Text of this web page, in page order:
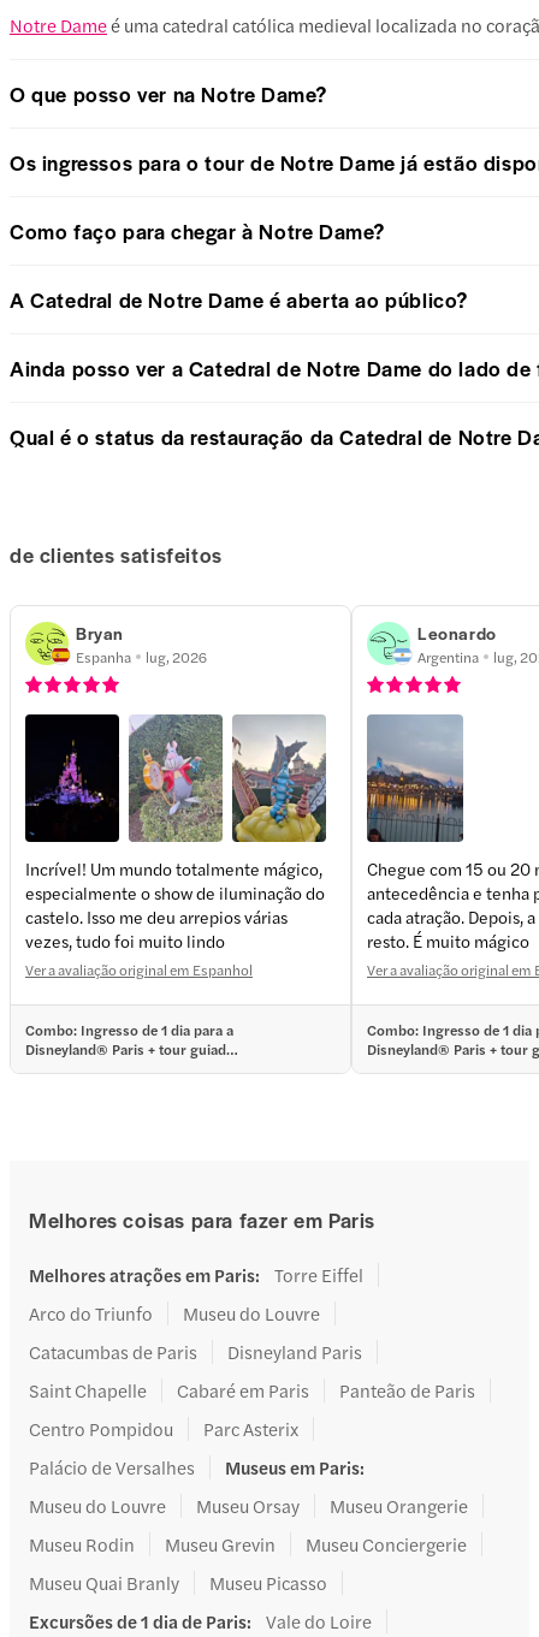
Notre Dameé uma catedral católica medieval localizada no
O que posso ver na Notre Dame?
Os ingressos para o tour de Notre Dame já estão
Como faço para chegar à Notre Dame?
A Catedral de Notre Dame é aberta ao público?
Ainda posso ver a Catedral de Notre Dame do lado de
Qual é o status da restauração da Catedral de Notre
de clientes satisfeitos
Bryan
Espanha lug, 2026
+4more
Incrível! Um mundo totalmente mágico,
especialmente o show de iluminação do
castelo. Isso me deu arrepios várias
vezes, tudo foi muito lindo
Ver a avaliação original em Espanhol
Combo: Ingresso de 1 dia para a
Disneyland® Paris + tour guiado
Leonardo
Argentina lug,
Chegue com 15 ou 20
antecedência e tenha
cada atração. Depois,
resto. É muito mágico
Ver a avaliação original em
Combo: Ingresso de 1 dia
Disneyland® Paris + tour
Melhores coisas para fazer em Paris
Melhores atrações em Paris:
Torre Eiffel
Arco do Triunfo
Museu do Louvre
Catacumbas de Paris
Disneyland Paris
Saint Chapelle
Cabaré em Paris
Panteão de Paris
Centro Pompidou
Parc Asterix
Palácio de Versalhes
Museus em Paris:
Museu do Louvre
Museu Orsay
Museu Orangerie
Museu Rodin
Museu Grevin
Museu Conciergerie
Museu Quai Branly
Museu Picasso
Excursões de 1 dia de Paris: Vale do Loire